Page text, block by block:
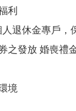
利
退休金專戶，
之發放 婚喪禮
境